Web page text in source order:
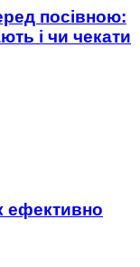
посівною:
і чи чекати
ефективно